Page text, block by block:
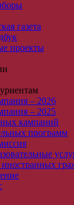
газета
проекты
– 2026
– 2025
кампаний
программ